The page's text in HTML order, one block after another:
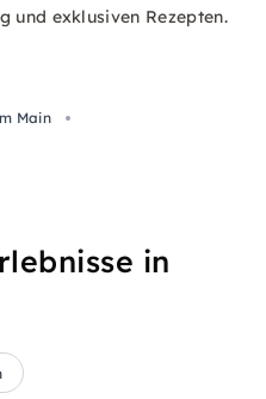
und exklusiven Rezepten.
Main
in